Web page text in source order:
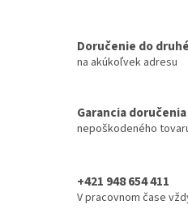
Doručenie do
na akúkoľvek adresu
Garancia doručenia
nepoškodeného
+421 948 654 411
V pracovnom čase